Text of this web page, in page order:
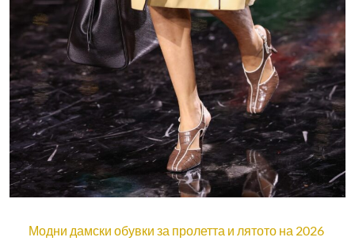
Модни дамски обувки за пролетта и лятото на 2026